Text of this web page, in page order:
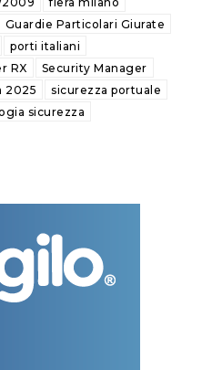
Guardie Particolari Giurate
porti italiani
RX
Security Manager
2025
sicurezza portuale
sicurezza